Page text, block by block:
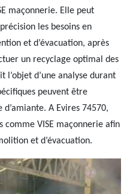
maçonnerie. Elle peut
les besoins en
et d’évacuation, après
un recyclage optimal des
l’objet d’une analyse durant
peuvent être
A Evires 74570,
comme VISE maçonnerie afin
et d’évacuation.